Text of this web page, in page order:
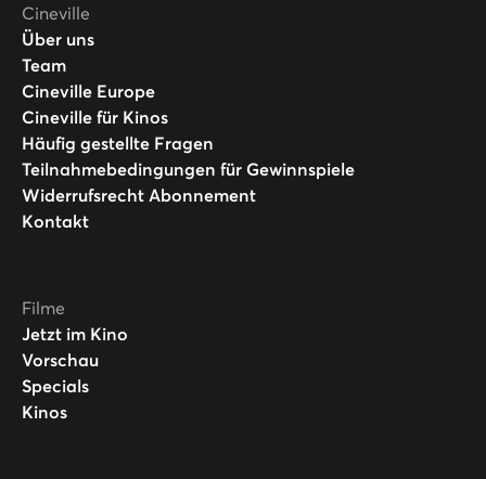
Cineville
Über uns
Team
Cineville Europe
Cineville für Kinos
Häufig gestellte Fragen
Teilnahmebedingungen für Gewinnspiele
Widerrufsrecht Abonnement
Kontakt
Filme
Jetzt im Kino
Vorschau
Specials
Kinos